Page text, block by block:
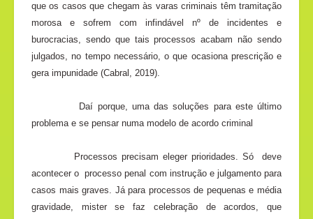
que os casos que chegam às varas criminais têm tramitação
morosa e sofrem com infindável nº de incidentes e
burocracias, sendo que tais processos acabam não sendo
julgados, no tempo necessário, o que ocasiona prescrição e
gera impunidade (Cabral, 2019).
Daí porque, uma das soluções para este último
problema e se pensar numa modelo de acordo criminal
Processos precisam eleger prioridades. Só deve
acontecer oprocesso penal com instrução e julgamento para
casos mais graves. Já para processos de pequenas e média
gravidade, mister se faz celebração de acordos, que